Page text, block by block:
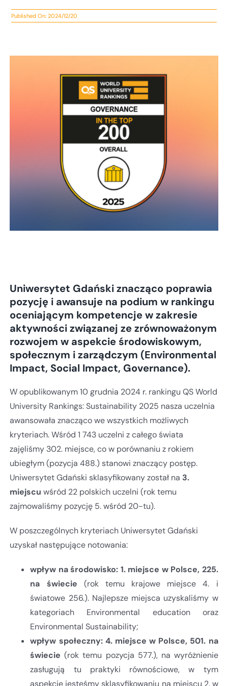
Published On: 2024/12/20
Uniwersytet Gdański znacząco poprawia
pozycję i awansuje na podium w rankingu
oceniającym kompetencje w zakresie
aktywności związanej ze zrównoważonym
rozwojem w aspekcie środowiskowym,
społecznym i zarządczym (Environmental
Impact, Social Impact, Governance).
W opublikowanym 10 grudnia 2024 r. rankingu QS World
University Rankings: Sustainability 2025 nasza uczelnia
awansowała znacząco we wszystkich możliwych
kryteriach. Wśród 1 743 uczelni z całego świata
zajęliśmy 302. miejsce, co w porównaniu z rokiem
ubiegłym (pozycja 488.) stanowi znaczący postęp.
Uniwersytet Gdański sklasyfikowany został na 3.
miejscuwśród 22 polskich uczelni (rok temu
zajmowaliśmy pozycję 5. wśród 20-tu).
W poszczególnych kryteriach Uniwersytet Gdański
uzyskał następujące notowania:
wpływ na środowisko: 1. miejsce w Polsce, 225.
na świecie (rok temu krajowe miejsce 4. i
światowe 256.). Najlepsze miejsca uzyskaliśmy w
kategoriach Environmental education oraz
Environmental Sustainability;
wpływ społeczny: 4. miejsce w Polsce, 501. na
świecie (rok temu pozycja 577.), na wyróżnienie
zasługują tu praktyki równościowe, w tym